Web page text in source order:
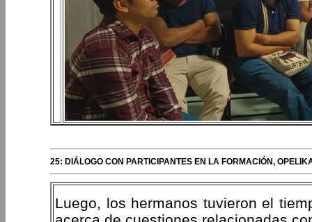
25: DIÁLOGO CON PARTICIPANTES EN LA FORMACIÓN,
Luego, los hermanos tuvieron el